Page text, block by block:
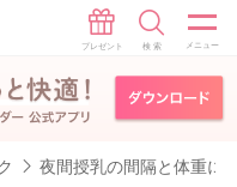
夜間授乳の間隔と体重に